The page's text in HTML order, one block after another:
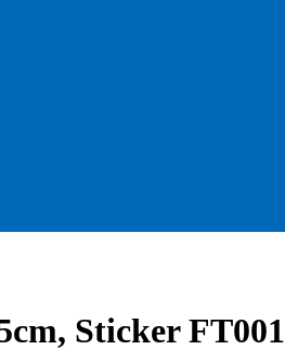
Sticker FT001